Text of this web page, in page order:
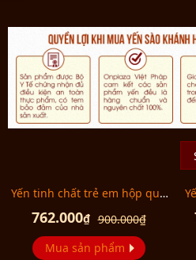
Yến tinh chất trẻ em hộp quà
900.000₫
762.000₫
Mua sản phẩm